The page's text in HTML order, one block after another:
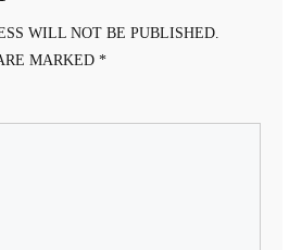
WILL NOT BE PUBLISHED.
MARKED *